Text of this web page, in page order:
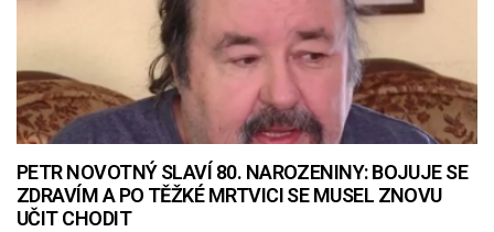
PETR NOVOTNÝ SLAVÍ 80. NAROZENINY: BOJUJE SE
ZDRAVÍM A PO TĚŽKÉ MRTVICI SE MUSEL ZNOVU
UČIT CHODIT